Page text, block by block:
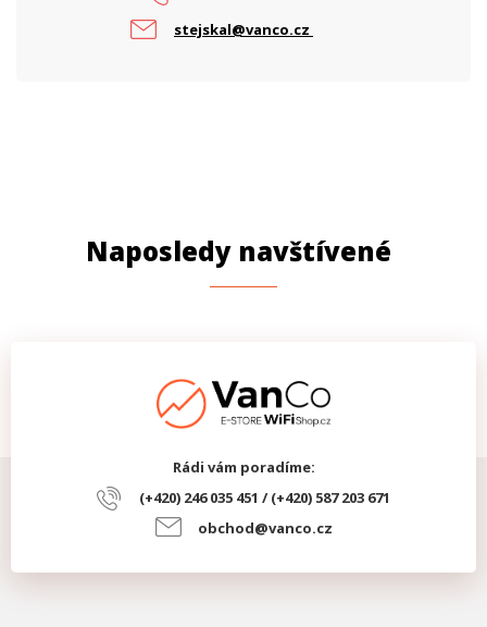
stejskal@vanco.cz
Naposledy navštívené
Rádi vám poradíme:
(+420) 246 035 451 / (+420) 587 203 671
obchod@vanco.cz